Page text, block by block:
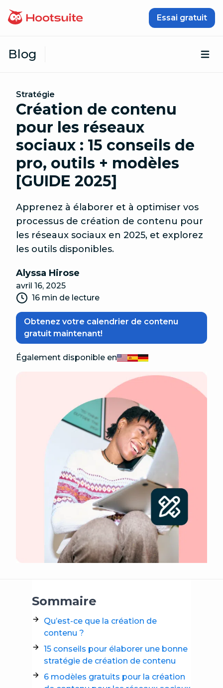
Essai gratuit
Blog
Stratégie
Création de contenu
pour les réseaux
sociaux : 15 conseils de
pro, outils + modèles
[GUIDE 2025]
Apprenez à élaborer et à optimiser vos
processus de création de contenu pour
les réseaux sociaux en 2025, et explorez
les outils disponibles.
Alyssa Hirose
avril 16, 2025
16 min de lecture
Obtenez votre calendrier de contenu
gratuit maintenant!
Également disponible enEnglish
Español
Deutsch
Sommaire
Qu’est-ce que la création de
contenu ?
15 conseils pour élaborer une bonne
stratégie de création de contenu
6 modèles gratuits pour la création